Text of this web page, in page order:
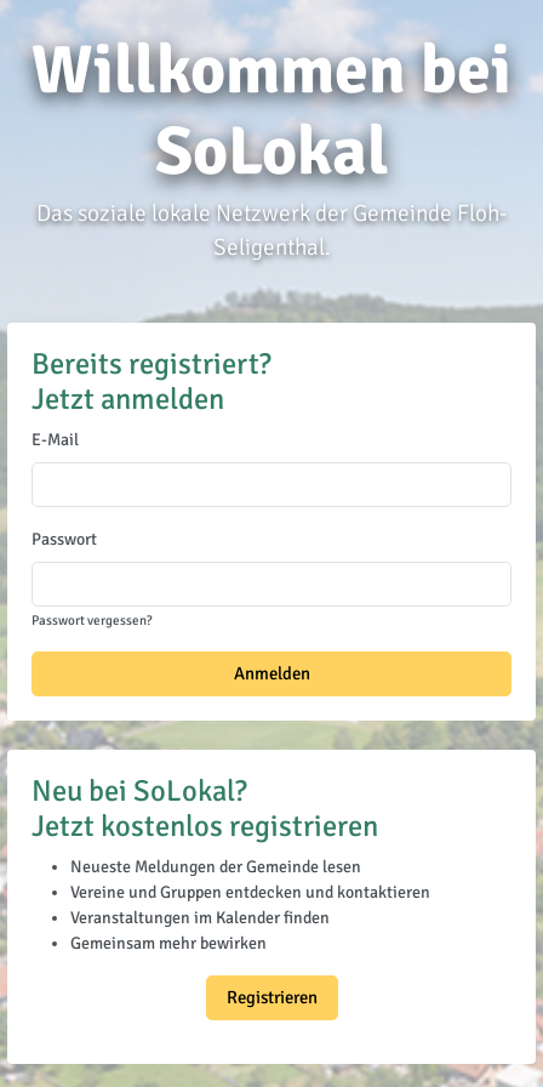
Willkommen bei
SoLokal
Das soziale lokale Netzwerk der Gemeinde Floh-
Seligenthal.
Bereits registriert?
Jetzt anmelden
E-Mail
Passwort
Passwort vergessen?
Anmelden
Neu bei SoLokal?
Jetzt kostenlos registrieren
Neueste Meldungen der Gemeinde lesen
Vereine und Gruppen entdecken und kontaktieren
Veranstaltungen im Kalender finden
Gemeinsam mehr bewirken
Registrieren